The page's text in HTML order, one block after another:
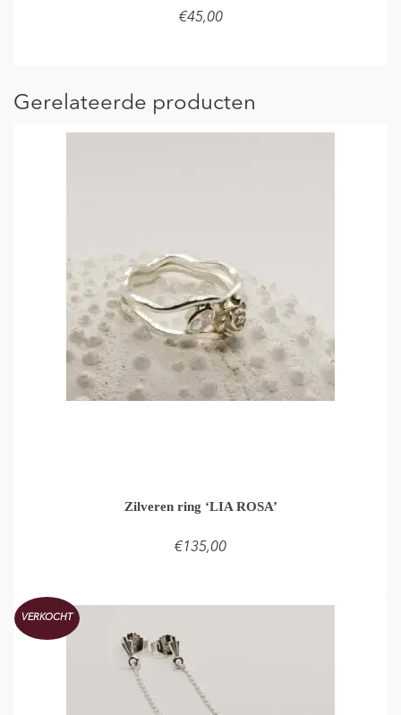
€45,00
Gerelateerde producten
Zilveren ring ‘LIA ROSA’
€135,00
VERKOCHT